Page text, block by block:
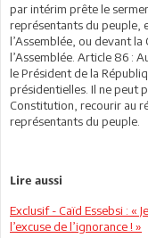
par intérim prête le
représentants du peuple,
l’Assemblée, ou devant
l’Assemblée. Article 86 :
le Président de la
présidentielles. Il ne peut
Constitution, recourir au
représentants du peuple.
Lire aussi
Exclusif - Caïd Essebsi : «
l’excuse de l’ignorance ! »